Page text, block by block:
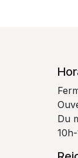
Du